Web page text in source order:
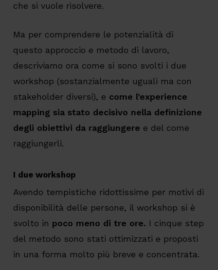
che si vuole risolvere.
Ma per comprendere le potenzialità di
questo approccio e metodo di lavoro,
descriviamo ora come si sono svolti i due
workshop (sostanzialmente uguali ma con
stakeholder diversi), e come l’experience
mapping sia stato decisivo nella definizione
degli obiettivi da raggiungere e del come
raggiungerli.
I due workshop
Avendo tempistiche ridottissime per motivi di
disponibilità delle persone, il workshop si è
svolto in poco meno di tre ore. I cinque step
del metodo sono stati ottimizzati e proposti
in una forma molto più breve e concentrata.